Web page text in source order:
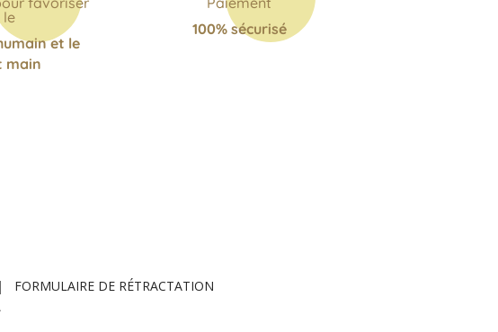
le
et le
main
100% sécurisé
FORMULAIRE DE RÉTRACTATION